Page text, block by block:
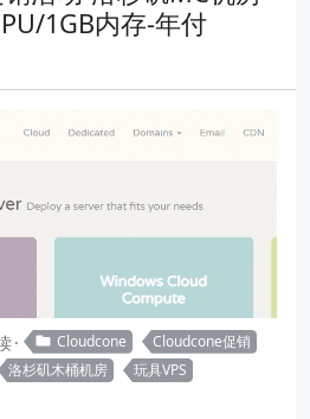
1GB内存-年付
Cloudcone
Cloudcone促销
洛杉矶木桶机房
玩具VPS